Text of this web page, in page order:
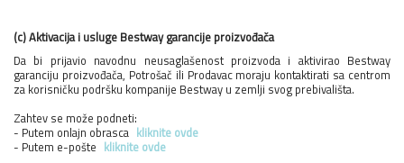
(c) Aktivacija i usluge Bestway garancije proizvođača
Da bi prijavio navodnu neusaglašenost proizvoda i aktivirao Bestway
garanciju proizvođača, Potrošač ili Prodavac moraju kontaktirati sa centrom
za korisničku podršku kompanije Bestway u zemlji svog prebivališta.
Zahtev se može podneti:
- Putem onlajn obrasca kliknite ovde
- Putem e-pošte kliknite ovde